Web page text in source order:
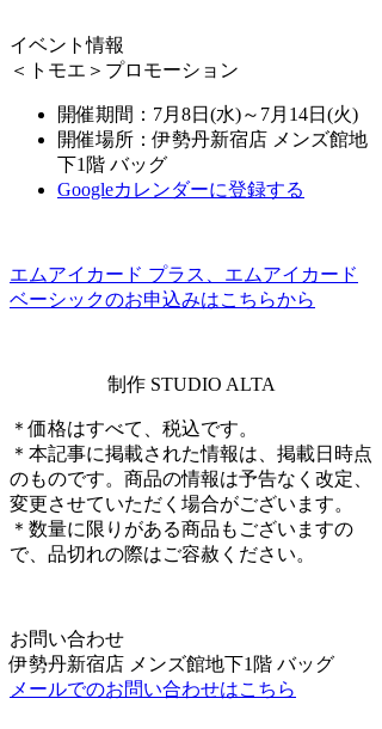
イベント情報
＜トモエ＞プロモーション
開催期間：7月8日(水)～7月14日(火)
開催場所：伊勢丹新宿店 メンズ館地
下1階 バッグ
Googleカレンダーに登録する
エムアイカード プラス、エムアイカード
ベーシックのお申込みはこちらから
制作 STUDIO ALTA
＊価格はすべて、税込です。
＊本記事に掲載された情報は、掲載日時点
のものです。商品の情報は予告なく改定、
変更させていただく場合がございます。
＊数量に限りがある商品もございますの
で、品切れの際はご容赦ください。
お問い合わせ
伊勢丹新宿店 メンズ館地下1階 バッグ
メールでのお問い合わせはこちら